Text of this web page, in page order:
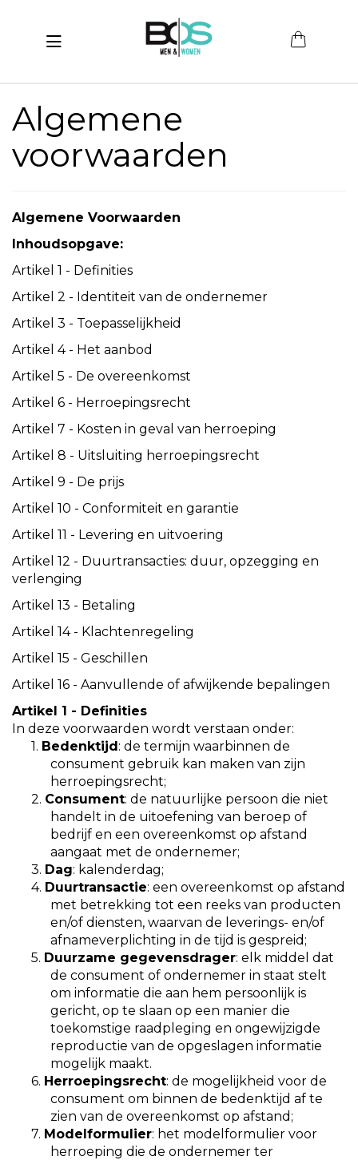
(Women)
(Men)
(Merken)
Toggle navigation
Algemene
voorwaarden
Algemene Voorwaarden
Inhoudsopgave:
Artikel 1 - Definities
Artikel 2 - Identiteit van de ondernemer
Artikel 3 - Toepasselijkheid
Artikel 4 - Het aanbod
Artikel 5 - De overeenkomst
Artikel 6 - Herroepingsrecht
Artikel 7 - Kosten in geval van herroeping
Artikel 8 - Uitsluiting herroepingsrecht
Artikel 9 - De prijs
Artikel 10 - Conformiteit en garantie
Artikel 11 - Levering en uitvoering
Artikel 12 - Duurtransacties: duur, opzegging en
verlenging
Artikel 13 - Betaling
Artikel 14 - Klachtenregeling
Artikel 15 - Geschillen
Artikel 16 - Aanvullende of afwijkende bepalingen
Artikel 1 - Definities
In deze voorwaarden wordt verstaan onder:
1. Bedenktijd: de termijn waarbinnen de
consument gebruik kan maken van zijn
herroepingsrecht;
2. Consument: de natuurlijke persoon die niet
handelt in de uitoefening van beroep of
bedrijf en een overeenkomst op afstand
aangaat met de ondernemer;
3. Dag: kalenderdag;
4. Duurtransactie: een overeenkomst op afstand
met betrekking tot een reeks van producten
en/of diensten, waarvan de leverings- en/of
afnameverplichting in de tijd is gespreid;
5. Duurzame gegevensdrager: elk middel dat
de consument of ondernemer in staat stelt
om informatie die aan hem persoonlijk is
gericht, op te slaan op een manier die
toekomstige raadpleging en ongewijzigde
reproductie van de opgeslagen informatie
mogelijk maakt.
6. Herroepingsrecht: de mogelijkheid voor de
consument om binnen de bedenktijd af te
zien van de overeenkomst op afstand;
7. Modelformulier: het modelformulier voor
herroeping die de ondernemer ter